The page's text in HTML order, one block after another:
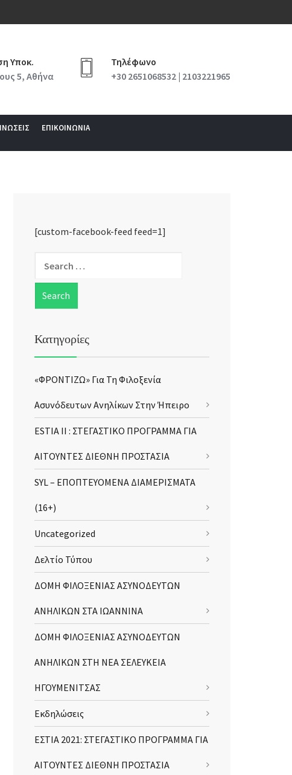
Υποκ.
5, Αθήνα
Τηλέφωνο
+30 2651068532 | 2103221965
ΕΠΙΚΟΙΝΩΝΙΑ
[custom-facebook-feed feed=1]
Κατηγορίες
«ΦΡΟΝΤΙΖΩ» Για Τη Φιλοξενία
Ασυνόδευτων Ανηλίκων Στην Ήπειρο
ESTIA II : ΣΤΕΓΑΣΤΙΚΟ ΠΡΟΓΡΑΜΜΑ ΓΙΑ
ΑΙΤΟΥΝΤΕΣ ΔΙΕΘΝΗ ΠΡΟΣΤΑΣΙΑ
SYL – ΕΠΟΠΤΕΥΟΜΕΝΑ ΔΙΑΜΕΡΙΣΜΑΤΑ
(16+)
Uncategorized
Δελτίο Τύπου
ΔΟΜΗ ΦΙΛΟΞΕΝΙΑΣ ΑΣΥΝΟΔΕΥΤΩΝ
ΑΝΗΛΙΚΩΝ ΣΤΑ ΙΩΑΝΝΙΝΑ
ΔΟΜΗ ΦΙΛΟΞΕΝΙΑΣ ΑΣΥΝΟΔΕΥΤΩΝ
ΑΝΗΛΙΚΩΝ ΣΤΗ ΝΕΑ ΣΕΛΕΥΚΕΙΑ
ΗΓΟΥΜΕΝΙΤΣΑΣ
Εκδηλώσεις
ΕΣΤΙΑ 2021: ΣΤΕΓΑΣΤΙΚΟ ΠΡΟΓΡΑΜΜΑ ΓΙΑ
ΑΙΤΟΥΝΤΕΣ ΔΙΕΘΝΗ ΠΡΟΣΤΑΣΙΑ